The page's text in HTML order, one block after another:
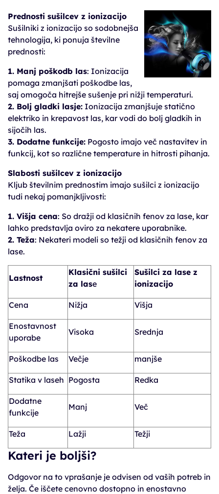
Prednosti sušilcev z ionizacijo
Sušilniki z ionizacijo so sodobnejša
tehnologija, ki ponuja številne
prednosti:
1. Manj poškodb las: Ionizacija
pomaga zmanjšati poškodbe las,
saj omogoča hitrejše sušenje pri nižji temperaturi.
2. Bolj gladki lasje: Ionizacija zmanjšuje statično
elektriko in krepavost las, kar vodi do bolj gladkih in
sijočih las.
3. Dodatne funkcije: Pogosto imajo več nastavitev in
funkcij, kot so različne temperature in hitrosti pihanja.
Slabosti sušilcev z ionizacijo
Kljub številnim prednostim imajo sušilci z ionizacijo
tudi nekaj pomanjkljivosti:
1. Višja cena: So dražji od klasičnih fenov za lase, kar
lahko predstavlja oviro za nekatere uporabnike.
2. Teža: Nekateri modeli so težji od klasičnih fenov za
lase.
Lastnost
Klasični sušilci
za lase
Sušilci za lase z
ionizacijo
Cena Nižja Višja
Enostavnost
uporabe
Visoka Srednja
Poškodbe las Večje manjše
Statika v laseh Pogosta Redka
Dodatne
funkcije
Manj Več
Teža Lažji Težji
Kateri je boljši?
Odgovor na to vprašanje je odvisen od vaših potreb in
želja. Če iščete cenovno dostopno in enostavno